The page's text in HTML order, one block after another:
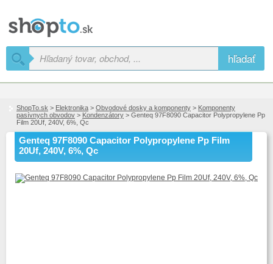
hľadať
ShopTo.sk > Elektronika > Obvodové dosky a komponenty > Komponenty
pasívnych obvodov > Kondenzátory > Genteq 97F8090 Capacitor Polypropylene Pp
Film 20Uf, 240V, 6%, Qc
Genteq 97F8090 Capacitor Polypropylene Pp Film
20Uf, 240V, 6%, Qc